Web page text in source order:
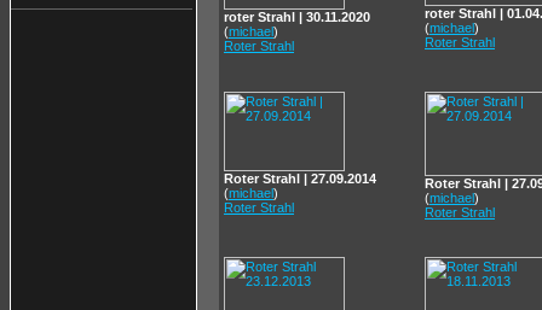
roter Strahl | 30.11.2020
(michael)
Roter Strahl
roter Strahl |
(michael)
Roter Strahl
Roter Strahl | 27.09.2014
(michael)
Roter Strahl
Roter Strahl |
(michael)
Roter Strahl